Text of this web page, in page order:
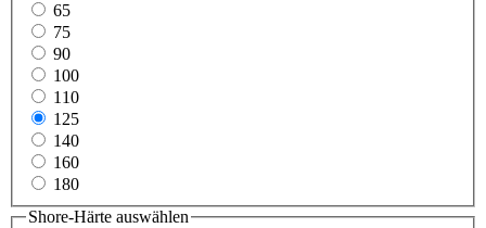
65
75
90
100
110
125
140
160
180
Shore-Härte auswählen